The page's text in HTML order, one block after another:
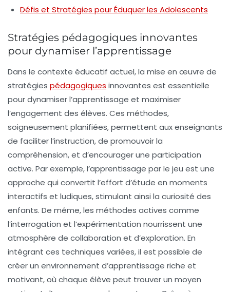
Défis et Stratégies pour Éduquer les Adolescents
Stratégies pédagogiques innovantes
pour dynamiser l’apprentissage
Dans le contexte éducatif actuel, la mise en œuvre de
stratégies pédagogiques innovantes est essentielle
pour dynamiser l’apprentissage et maximiser
l’engagement des élèves. Ces méthodes,
soigneusement planifiées, permettent aux enseignants
de faciliter l’instruction, de promouvoir la
compréhension, et d’encourager une participation
active. Par exemple, l’apprentissage par le jeu est une
approche qui convertit l’effort d’étude en moments
interactifs et ludiques, stimulant ainsi la curiosité des
enfants. De même, les méthodes actives comme
l’interrogation et l’expérimentation nourrissent une
atmosphère de collaboration et d’exploration. En
intégrant ces techniques variées, il est possible de
créer un environnement d’apprentissage riche et
motivant, où chaque élève peut trouver un moyen